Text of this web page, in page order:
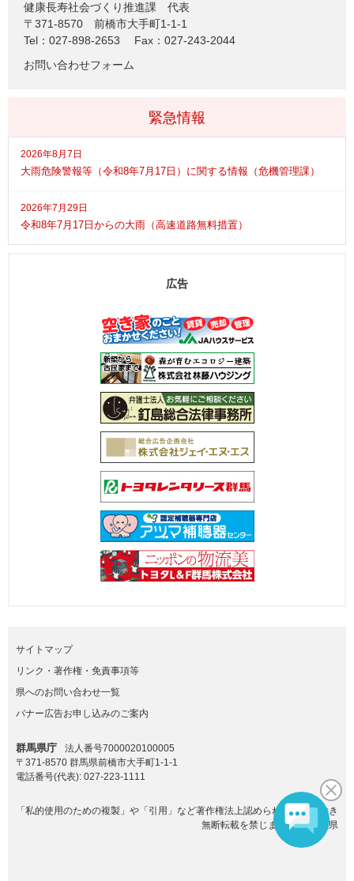
健康長寿社会づくり推進課
代表
〒371-8570
前橋市大手町1-1-1
Tel：027-898-2653
Fax：027-243-2044
お問い合わせフォーム
緊急情報
2026年8月7日
大雨危険警報等（令和8年7月17日）に関する情報（危機管理課）
2026年7月29日
令和8年7月17日からの大雨（高速道路無料措置）
広告
サイトマップ
リンク・著作権・免責事項等
県へのお問い合わせ一覧
バナー広告お申し込みのご案内
群馬県庁
法人番号7000020100005
〒371-8570 群馬県前橋市大手町1-1-1
電話番号(代表): 027-223-1111
「私的使用のための複製」や「引用」など著作権法上認められた場合を除き
無断転載を禁じます。(C)群馬県